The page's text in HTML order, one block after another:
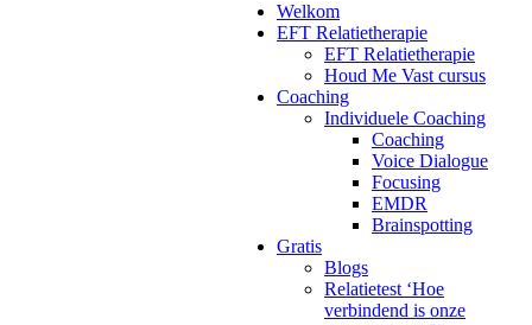
Welkom
EFT Relatietherapie
EFT Relatietherapie
Houd Me Vast cursus
Coaching
Individuele Coaching
Coaching
Voice Dialogue
Focusing
EMDR
Brainspotting
Gratis
Blogs
Relatietest ‘Hoe
verbindend is onze